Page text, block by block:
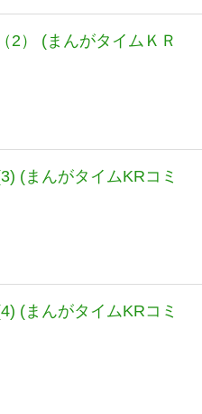
2） (まんがタイムＫＲ
(まんがタイムKRコミ
(まんがタイムKRコミ